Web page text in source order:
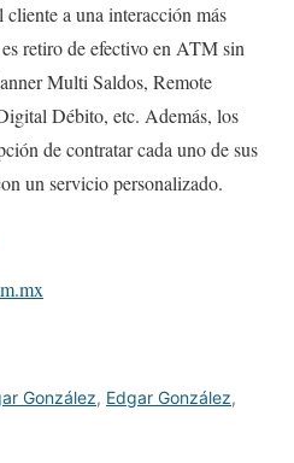
a una interacción más
retiro de efectivo en ATM sin
Multi Saldos, Remote
Débito, etc. Además, los
de contratar cada uno de sus
un servicio personalizado.
González, Edgar González,